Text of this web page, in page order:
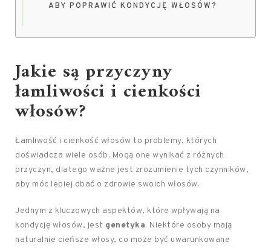
ABY POPRAWIĆ KONDYCJĘ WŁOSÓW?
Jakie są przyczyny
łamliwości i cienkości
włosów?
Łamliwość i cienkość włosów to problemy, których
doświadcza wiele osób. Mogą one wynikać z różnych
przyczyn, dlatego ważne jest zrozumienie tych czynników,
aby móc lepiej dbać o zdrowie swoich włosów.
Jednym z kluczowych aspektów, które wpływają na
kondycję włosów, jest genetyka. Niektóre osoby mają
naturalnie cieńsze włosy, co może być uwarunkowane